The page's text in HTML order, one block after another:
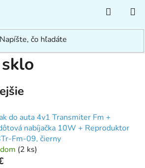
KOŠÍK
Na čelné sklo
do auta 4v1 Transmiter Fm +
nabíjačka 10W + Reproduktor
Fm-09, čierny
(2 ks)